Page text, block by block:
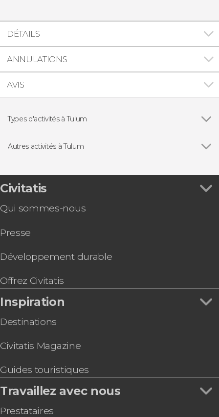
DÉTAILS
ANNULATIONS
AVIS
Types d'activités à Tulum
Balades en bateau
Autres activités à Tulum
Offre : Chichén Itzá + Tulum en 2 jours
Snorkeling à Tulum
Snorkeling à Puerto Morelos
Visite de Tulum et à une communauté maya
Visite dans Tulum + Cénote maya
Civitatis
Qui sommes-nous
Presse
Développement durable
Offrez Civitatis
Inspiration
Destinations
Civitatis Magazine
Guides touristiques
Travaillez avec nous
Prestataires